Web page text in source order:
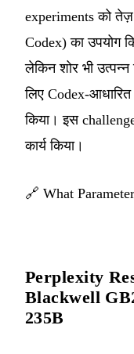
experiments को
Codex) का उपयोग
लेकिन शोर भी
लिए Codex-
किया। इस
कार्य किया।
🔗 What
Perplexity
Blackwell
235B